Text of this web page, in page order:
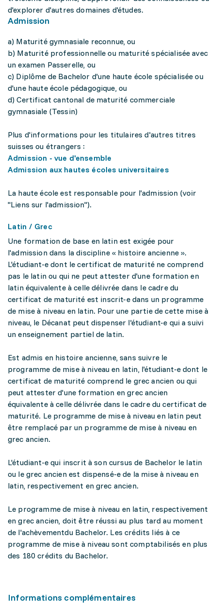
d'explorer d'autres domaines d'études.
Admission
a) Maturité gymnasiale reconnue, ou
b) Maturité professionnelle ou maturité spécialisée avec
un examen Passerelle, ou
c) Diplôme de Bachelor d'une haute école spécialisée ou
d'une haute école pédagogique, ou
d) Certificat cantonal de maturité commerciale
gymnasiale (Tessin)
Plus d'informations pour les titulaires d'autres titres
suisses ou étrangers :
Admission - vue d'ensemble
Admission aux hautes écoles universitaires
La haute école est responsable pour l'admission (voir
"Liens sur l'admission").
Latin / Grec
Une formation de base en latin est exigée pour
l'admission dans la discipline « histoire ancienne ».
L'étudiant-e dont le certificat de maturité ne comprend
pas le latin ou qui ne peut attester d'une formation en
latin équivalente à celle délivrée dans le cadre du
certificat de maturité est inscrit-e dans un programme
de mise à niveau en latin. Pour une partie de cette mise à
niveau, le Décanat peut dispenser l'étudiant-e qui a suivi
un enseignement partiel de latin.
Est admis en histoire ancienne, sans suivre le
programme de mise à niveau en latin, l'étudiant-e dont le
certificat de maturité comprend le grec ancien ou qui
peut attester d'une formation en grec ancien
équivalente à celle délivrée dans le cadre du certificat de
maturité. Le programme de mise à niveau en latin peut
être remplacé par un programme de mise à niveau en
grec ancien.
L'étudiant-e qui inscrit à son cursus de Bachelor le latin
ou le grec ancien est dispensé-e de la mise à niveau en
latin, respectivement en grec ancien.
Le programme de mise à niveau en latin, respectivement
en grec ancien, doit être réussi au plus tard au moment
de l'achèvementdu Bachelor. Les crédits liés à ce
programme de mise à niveau sont comptabilisés en plus
des 180 crédits du Bachelor.
Informations complémentaires